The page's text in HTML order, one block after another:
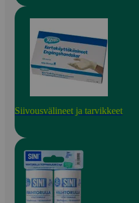
Siivousvälineet ja tarvikkeet